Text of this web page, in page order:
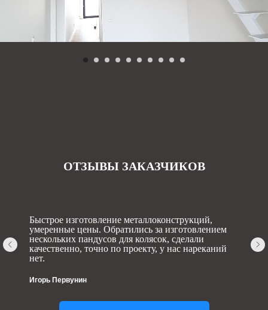
ОТЗЫВЫ ЗАКАЗЧИКОВ
Быстрое изготовление металлоконструкций,
умеренные цены. Обратились за изготовлением
нескольких пандусов для колясок, сделали
качественно, точно по проекту, у нас нареканий
нет.
Игорь Первунин